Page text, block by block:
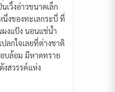
เวิ้งอ่าวขนาดเล็ก
งของทะเลกระบี่ ที่
งแป้ง นอนแช่น้ำ
ลกใจเลยที่ต่างชาติ
บล้อม มีหาดทราย
สวรรค์แห่ง